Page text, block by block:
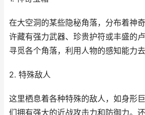
在大空洞的某些隐秘角落，分布着神
许藏有强力武器、珍贵护符或丰盛的
寻觅各个角落，利用人物的感知能力
2. 特殊敌人
这里栖息着各种特殊的敌人，如身形
们拥有强大的近战攻击力和防御力。